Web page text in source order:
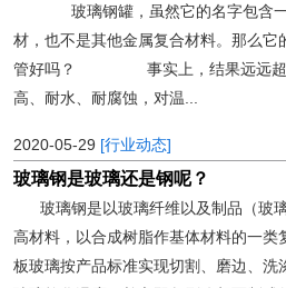
玻璃钢罐，虽然它的名字包含一
材，也不是其他金属复合材料。那么它
管好吗？ 事实上，结果远远超出
高、耐水、耐腐蚀，对温...
2020-05-29 [行业动态]
玻璃钢是玻璃还是钢呢？
玻璃钢是以玻璃纤维以及制品（玻
高材料，以合成树脂作基体材料的一类
板玻璃按产品标准实现切割、磨边、洗